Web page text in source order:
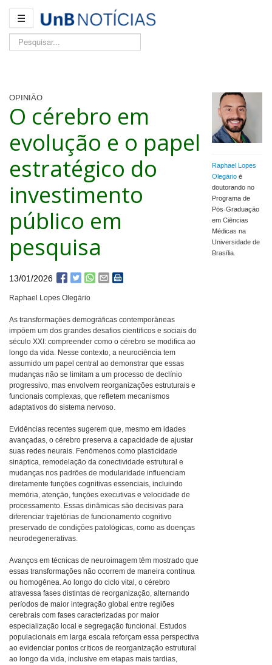
☰
Pesquisar...
OPINIÃO
Raphael Lopes
Olegário é
doutorando no
Programa de
Pós-Graduação
em Ciências
Médicas na
Universidade de
Brasília.
O cérebro em
evolução e o papel
estratégico do
investimento
público em
pesquisa
13/01/2026
Raphael Lopes Olegário
As transformações demográficas contemporâneas
impõem um dos grandes desafios científicos e sociais do
século XXI: compreender como o cérebro se modifica ao
longo da vida. Nesse contexto, a neurociência tem
assumido um papel central ao demonstrar que essas
mudanças não se limitam a um processo de declínio
progressivo, mas envolvem reorganizações estruturais e
funcionais complexas, que refletem mecanismos
adaptativos do sistema nervoso.
Evidências recentes sugerem que, mesmo em idades
avançadas, o cérebro preserva a capacidade de ajustar
suas redes neurais. Fenômenos como plasticidade
sináptica, remodelação da conectividade estrutural e
mudanças nos padrões de modularidade influenciam
diretamente funções cognitivas essenciais, incluindo
memória, atenção, funções executivas e velocidade de
processamento. Essas dinâmicas são decisivas para
diferenciar trajetórias de funcionamento cognitivo
preservado de condições patológicas, como as doenças
neurodegenerativas.
Avanços em técnicas de neuroimagem têm mostrado que
essas transformações não ocorrem de maneira contínua
ou homogênea. Ao longo do ciclo vital, o cérebro
atravessa fases distintas de reorganização, alternando
períodos de maior integração global entre regiões
cerebrais com fases caracterizadas por maior
especialização local e segregação funcional. Estudos
populacionais em larga escala reforçam essa perspectiva
ao evidenciar pontos críticos de reorganização estrutural
ao longo da vida, inclusive em etapas mais tardias,